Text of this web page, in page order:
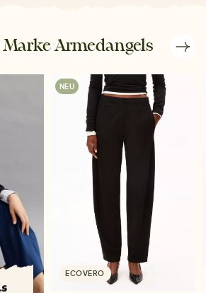
Armedangels
NEU
ECOVERO